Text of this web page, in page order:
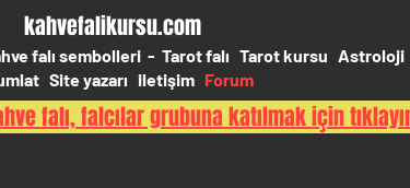
kahvefalikursu.com
falı sembolleri - Tarot falı Tarot kursu Astroloji
Site yazarı iletişim Forum
falı, falcılar grubuna katılmak için